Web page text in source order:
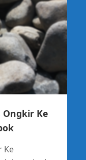
Ongkir Ke
Ke